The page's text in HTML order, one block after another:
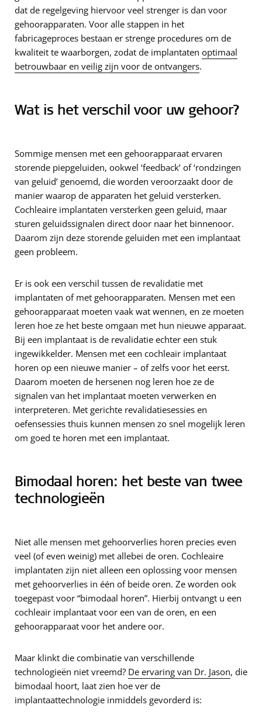
dat de regelgeving hiervoor veel strenger is dan voor
gehoorapparaten. Voor alle stappen in het
fabricageproces bestaan er strenge procedures om de
kwaliteit te waarborgen, zodat de implantaten optimaal
betrouwbaar en veilig zijn voor de ontvangers.
Wat is het verschil voor uw gehoor?
Sommige mensen met een gehoorapparaat ervaren
storende piepgeluiden, ookwel ‘feedback’ of ‘rondzingen
van geluid’ genoemd, die worden veroorzaakt door de
manier waarop de apparaten het geluid versterken.
Cochleaire implantaten versterken geen geluid, maar
sturen geluidssignalen direct door naar het binnenoor.
Daarom zijn deze storende geluiden met een implantaat
geen probleem.
Er is ook een verschil tussen de revalidatie met
implantaten of met gehoorapparaten. Mensen met een
gehoorapparaat moeten vaak wat wennen, en ze moeten
leren hoe ze het beste omgaan met hun nieuwe apparaat.
Bij een implantaat is de revalidatie echter een stuk
ingewikkelder. Mensen met een cochleair implantaat
horen op een nieuwe manier – of zelfs voor het eerst.
Daarom moeten de hersenen nog leren hoe ze de
signalen van het implantaat moeten verwerken en
interpreteren. Met gerichte revalidatiesessies en
oefensessies thuis kunnen mensen zo snel mogelijk leren
om goed te horen met een implantaat.
Bimodaal horen: het beste van twee
technologieën
Niet alle mensen met gehoorverlies horen precies even
veel (of even weinig) met allebei de oren. Cochleaire
implantaten zijn niet alleen een oplossing voor mensen
met gehoorverlies in één of beide oren. Ze worden ook
toegepast voor “bimodaal horen”. Hierbij ontvangt u een
cochleair implantaat voor een van de oren, en een
gehoorapparaat voor het andere oor.
Maar klinkt die combinatie van verschillende
technologieën niet vreemd? De ervaring van Dr. Jason, die
bimodaal hoort, laat zien hoe ver de
implantaattechnologie inmiddels gevorderd is: